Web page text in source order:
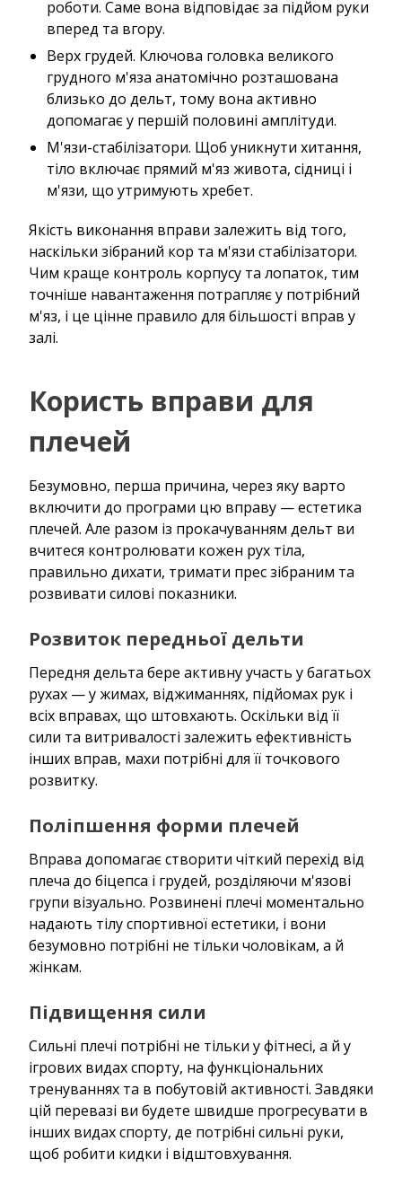
роботи. Саме вона відповідає за підйом руки
вперед та вгору.
Верх грудей. Ключова головка великого
грудного м'яза анатомічно розташована
близько до дельт, тому вона активно
допомагає у першій половині амплітуди.
М'язи-стабілізатори. Щоб уникнути хитання,
тіло включає прямий м'яз живота, сідниці і
м'язи, що утримують хребет.
Якість виконання вправи залежить від того,
наскільки зібраний кор та м'язи стабілізатори.
Чим краще контроль корпусу та лопаток, тим
точніше навантаження потрапляє у потрібний
м'яз, і це цінне правило для більшості вправ у
залі.
Користь вправи для
плечей
Безумовно, перша причина, через яку варто
включити до програми цю вправу — естетика
плечей. Але разом із прокачуванням дельт ви
вчитеся контролювати кожен рух тіла,
правильно дихати, тримати прес зібраним та
розвивати силові показники.
Розвиток передньої дельти
Передня дельта бере активну участь у багатьох
рухах — у жимах, віджиманнях, підйомах рук і
всіх вправах, що штовхають. Оскільки від її
сили та витривалості залежить ефективність
інших вправ, махи потрібні для її точкового
розвитку.
Поліпшення форми плечей
Вправа допомагає створити чіткий перехід від
плеча до біцепса і грудей, розділяючи м'язові
групи візуально. Розвинені плечі моментально
надають тілу спортивної естетики, і вони
безумовно потрібні не тільки чоловікам, а й
жінкам.
Підвищення сили
Сильні плечі потрібні не тільки у фітнесі, а й у
ігрових видах спорту, на функціональних
тренуваннях та в побутовій активності. Завдяки
цій перевазі ви будете швидше прогресувати в
інших видах спорту, де потрібні сильні руки,
щоб робити кидки і відштовхування.